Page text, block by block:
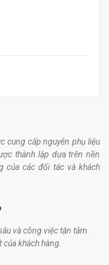
cung cấp nguyên phụ liệu
thành lập dựa trên nền
của các đối tác và khách
và công việc tận tâm.
khách hàng.